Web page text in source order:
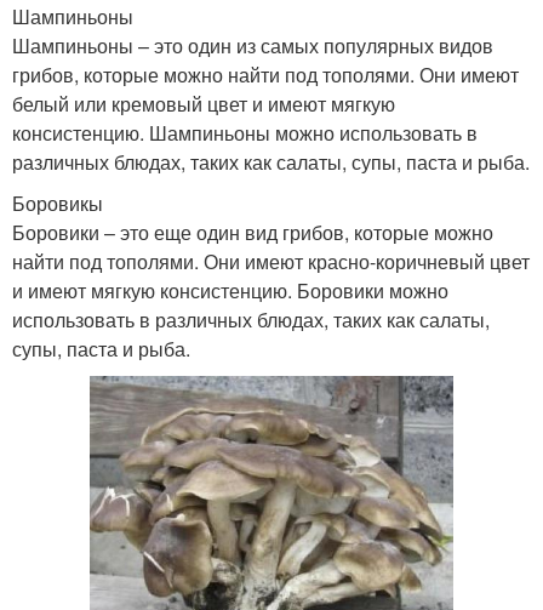
Шампиньоны
Шампиньоны – это один из самых популярных видов
грибов, которые можно найти под тополями. Они имеют
белый или кремовый цвет и имеют мягкую
консистенцию. Шампиньоны можно использовать в
различных блюдах, таких как салаты, супы, паста и рыба.
Боровикы
Боровики – это еще один вид грибов, которые можно
найти под тополями. Они имеют красно-коричневый цвет
и имеют мягкую консистенцию. Боровики можно
использовать в различных блюдах, таких как салаты,
супы, паста и рыба.